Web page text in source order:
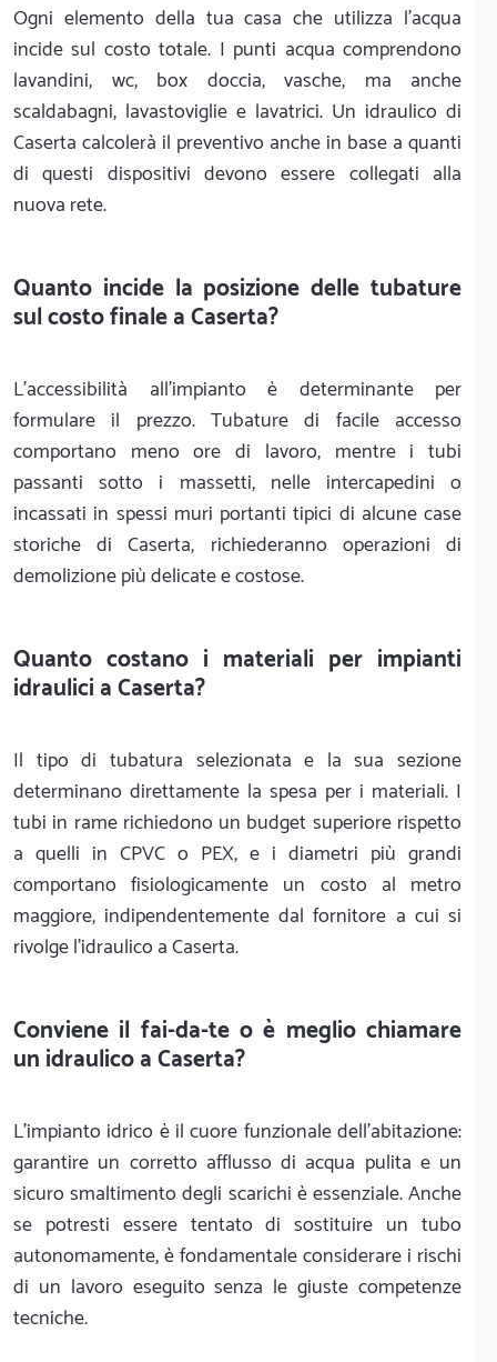
Ogni elemento della tua casa che utilizza l'acqua
incide sul costo totale. I punti acqua comprendono
lavandini, wc, box doccia, vasche, ma anche
scaldabagni, lavastoviglie e lavatrici. Un idraulico di
Caserta calcolerà il preventivo anche in base a quanti
di questi dispositivi devono essere collegati alla
nuova rete.
Quanto incide la posizione delle tubature
sul costo finale a Caserta?
L'accessibilità all'impianto è determinante per
formulare il prezzo. Tubature di facile accesso
comportano meno ore di lavoro, mentre i tubi
passanti sotto i massetti, nelle intercapedini o
incassati in spessi muri portanti tipici di alcune case
storiche di Caserta, richiederanno operazioni di
demolizione più delicate e costose.
Quanto costano i materiali per impianti
idraulici a Caserta?
Il tipo di tubatura selezionata e la sua sezione
determinano direttamente la spesa per i materiali. I
tubi in rame richiedono un budget superiore rispetto
a quelli in CPVC o PEX, e i diametri più grandi
comportano fisiologicamente un costo al metro
maggiore, indipendentemente dal fornitore a cui si
rivolge l'idraulico a Caserta.
Conviene il fai-da-te o è meglio chiamare
un idraulico a Caserta?
L'impianto idrico è il cuore funzionale dell'abitazione:
garantire un corretto afflusso di acqua pulita e un
sicuro smaltimento degli scarichi è essenziale. Anche
se potresti essere tentato di sostituire un tubo
autonomamente, è fondamentale considerare i rischi
di un lavoro eseguito senza le giuste competenze
tecniche.